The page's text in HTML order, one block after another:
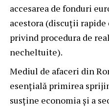
accesarea de fonduri
acestora (discuții rapide
privind procedura de
necheltuite).
Mediul de afaceri din
esențială primirea
susține economia și a